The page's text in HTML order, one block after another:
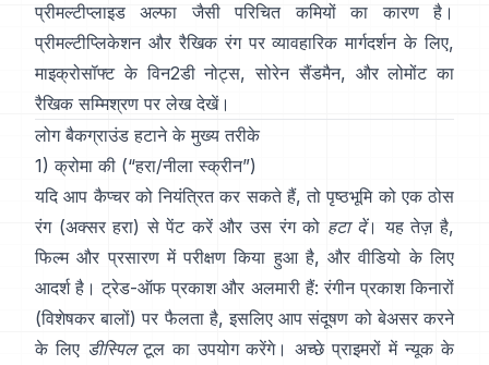
प्रीमल्टीप्लाइड अल्फा जैसी परिचित कमियों का कारण है।
प्रीमल्टीप्लिकेशन और रैखिक रंग पर व्यावहारिक मार्गदर्शन के लिए,
माइक्रोसॉफ्ट के विन2डी नोट्स, सोरेन सैंडमैन, और लोमोंट का
रैखिक सम्मिश्रण पर लेखदेखें।
लोग बैकग्राउंड हटाने के मुख्य तरीके
1) क्रोमा की (“हरा/नीला स्क्रीन”)
यदि आप कैप्चर को नियंत्रित कर सकते हैं, तो पृष्ठभूमि को एक ठोस
रंग (अक्सर हरा) से पेंट करें और उस रंग को हटा दें। यह तेज़ है,
फिल्म और प्रसारण में परीक्षण किया हुआ है, और वीडियो के लिए
आदर्श है। ट्रेड-ऑफ प्रकाश और अलमारी हैं: रंगीन प्रकाश किनारों
(विशेषकर बालों) पर फैलता है, इसलिए आप संदूषण को बेअसर करने
के लिए डीस्पिलटूल का उपयोग करेंगे। अच्छे प्राइमरों मेंन्यूक के